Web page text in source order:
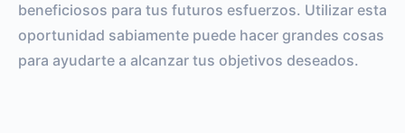
beneficiosos para tus futuros esfuerzos. Utilizar esta
oportunidad sabiamente puede hacer grandes cosas
para ayudarte a alcanzar tus objetivos deseados.